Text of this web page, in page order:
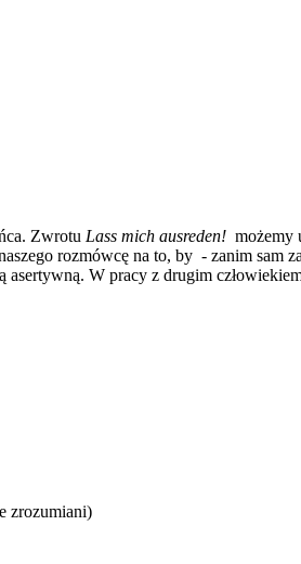
Zwrotu Lass mich ausreden! możemy
rozmówcę na to, by - zanim sam
W pracy z drugim
zrozumiani)